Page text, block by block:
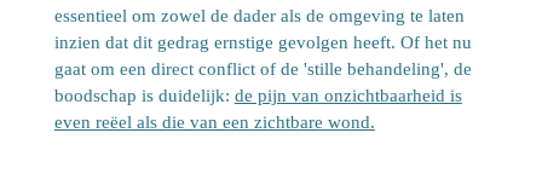
essentieel om zowel de dader als de omgeving te laten
inzien dat dit gedrag ernstige gevolgen heeft. Of het nu
gaat om een direct conflict of de 'stille behandeling', de
boodschap is duidelijk: de pijn van onzichtbaarheid is
even reëel als die van een zichtbare wond.